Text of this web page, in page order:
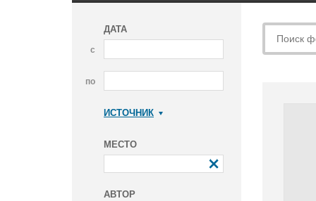
ДАТА
с
по
ИСТОЧНИК
МЕСТО
АВТОР